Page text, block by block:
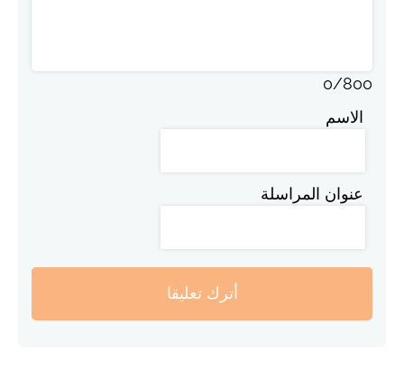
0/800
الاسم
عنوان المراسلة
أترك تعليقا